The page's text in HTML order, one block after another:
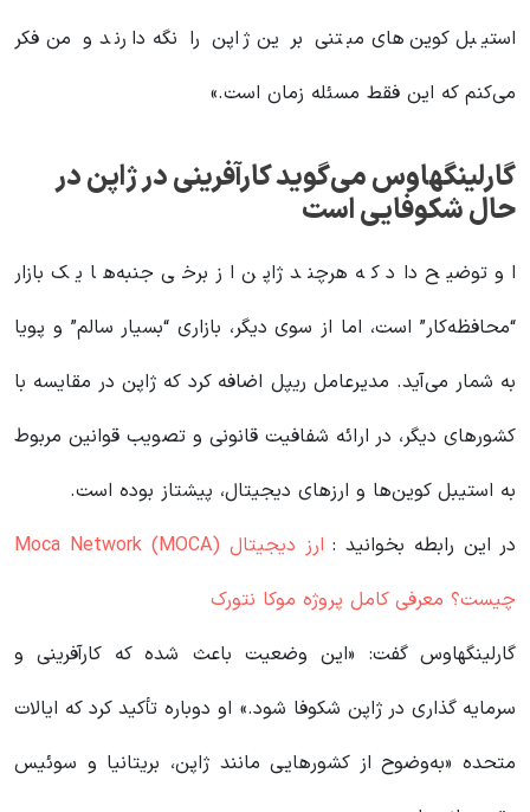
استیبل‌ کوین‌های مبتنی بر ین ژاپن را نگه دارند و من فکر
می‌کنم که این فقط مسئله زمان است.»
گارلینگهاوس می‌گوید کارآفرینی در ژاپن در
حال شکوفایی است
او توضیح داد که هرچند ژاپن از برخی جنبه‌ها یک بازار
“محافظه‌کار” است، اما از سوی دیگر، بازاری “بسیار سالم” و پویا
به شمار می‌آید. مدیرعامل ریپل اضافه کرد که ژاپن در مقایسه با
کشورهای دیگر، در ارائه شفافیت قانونی و تصویب قوانین مربوط
به استیبل‌ کوین‌ها و ارزهای دیجیتال، پیشتاز بوده است.
در این رابطه بخوانید‌ :
ارز دیجیتال Moca Network (MOCA)
چیست؟ معرفی کامل پروژه موکا نتورک
گارلینگهاوس گفت: «این وضعیت باعث شده که کارآفرینی و
سرمایه‌ گذاری در ژاپن شکوفا شود.» او دوباره تأکید کرد که ایالات
متحده «به‌وضوح از کشورهایی مانند ژاپن، بریتانیا و سوئیس